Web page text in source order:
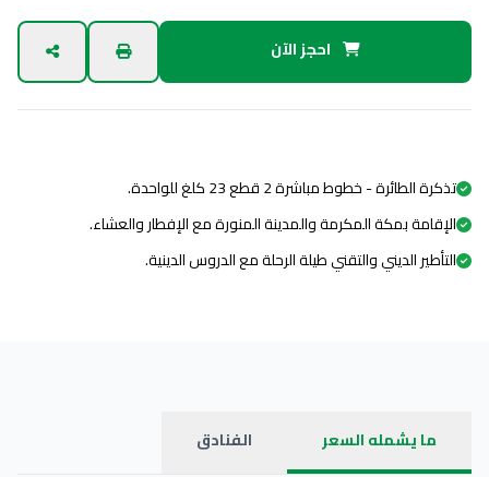
احجز الآن
تذكرة الطائرة - خطوط مباشرة 2 قطع 23 كلغ للواحدة.
الإقامة بمكة المكرمة والمدينة المنورة مع الإفطار والعشاء.
التأطير الديني والتقني طيلة الرحلة مع الدروس الدينية.
ما يشمله السعر الفنادق